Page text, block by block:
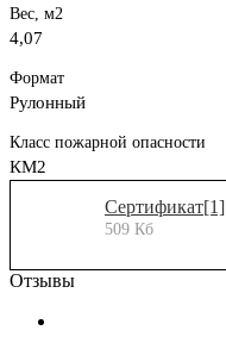
Вес, м2
4,07
Формат
Рулонный
Класс пожарной опасности
КМ2
Сертификат[1]
509 Кб
Отзывы